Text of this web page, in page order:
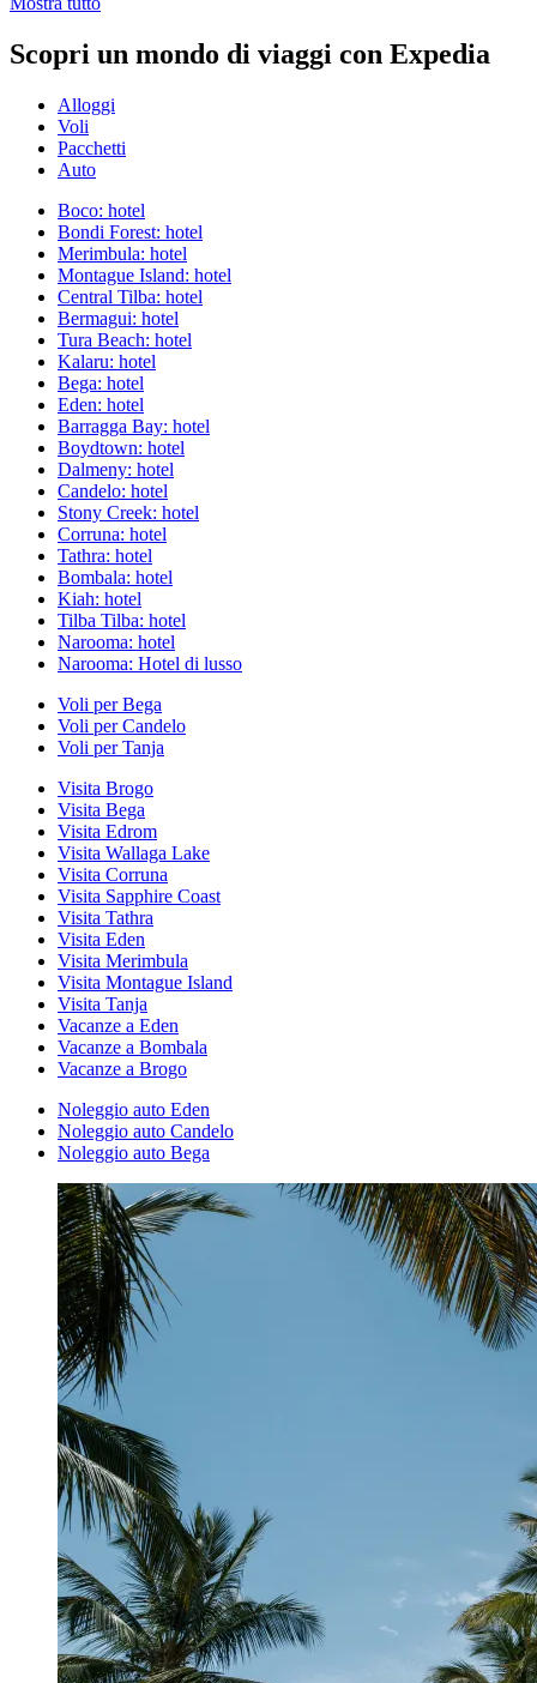
Scopri un mondo di viaggi con Expedia
Alloggi
Voli
Pacchetti
Auto
Boco: hotel
Bondi Forest: hotel
Merimbula: hotel
Montague Island: hotel
Central Tilba: hotel
Bermagui: hotel
Tura Beach: hotel
Kalaru: hotel
Bega: hotel
Eden: hotel
Barragga Bay: hotel
Boydtown: hotel
Dalmeny: hotel
Candelo: hotel
Stony Creek: hotel
Corruna: hotel
Tathra: hotel
Bombala: hotel
Kiah: hotel
Tilba Tilba: hotel
Narooma: hotel
Narooma: Hotel di lusso
Voli per Bega
Voli per Candelo
Voli per Tanja
Visita Brogo
Visita Bega
Visita Edrom
Visita Wallaga Lake
Visita Corruna
Visita Sapphire Coast
Visita Tathra
Visita Eden
Visita Merimbula
Visita Montague Island
Visita Tanja
Vacanze a Eden
Vacanze a Bombala
Vacanze a Brogo
Noleggio auto Eden
Noleggio auto Candelo
Noleggio auto Bega